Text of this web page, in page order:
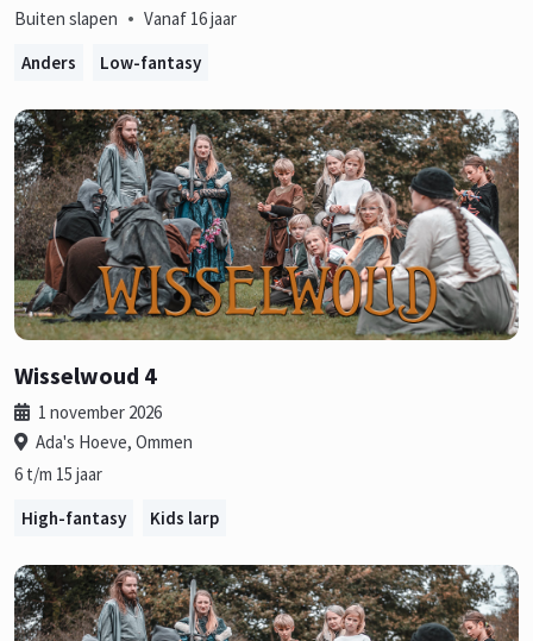
Buiten slapen • Vanaf 16 jaar
Anders
Low-fantasy
Wisselwoud 4
1 november 2026
Ada's Hoeve, Ommen
6 t/m 15 jaar
High-fantasy
Kids larp